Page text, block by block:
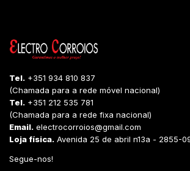
Tel. +351 934 810 837
(Chamada para a rede móvel nacional)
Tel. +351 212 535 781
(Chamada para a rede fixa nacional)
Email. electrocorroios@gmail.com
Loja física. Avenida 25 de abril n13a - 2855-
Segue-nos!